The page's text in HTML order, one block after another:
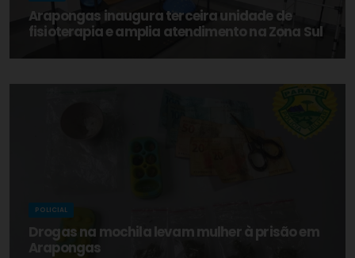
Arapongas inaugura terceira unidade de
fisioterapia e amplia atendimento na Zona Sul
POLICIAL
Drogas na mochila levam mulher à prisão em
Arapongas